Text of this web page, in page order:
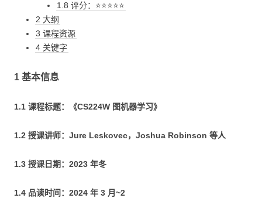
1.8 评分：⭐⭐⭐⭐⭐
2 大纲
3 课程资源
4 关键字
1 基本信息
1.1 课程标题：《CS224W 图机器学习》
1.2 授课讲师：Jure Leskovec，Joshua Robinson 等人
1.3 授课日期：2023 年冬
1.4 品读时间：2024 年 3 月~2